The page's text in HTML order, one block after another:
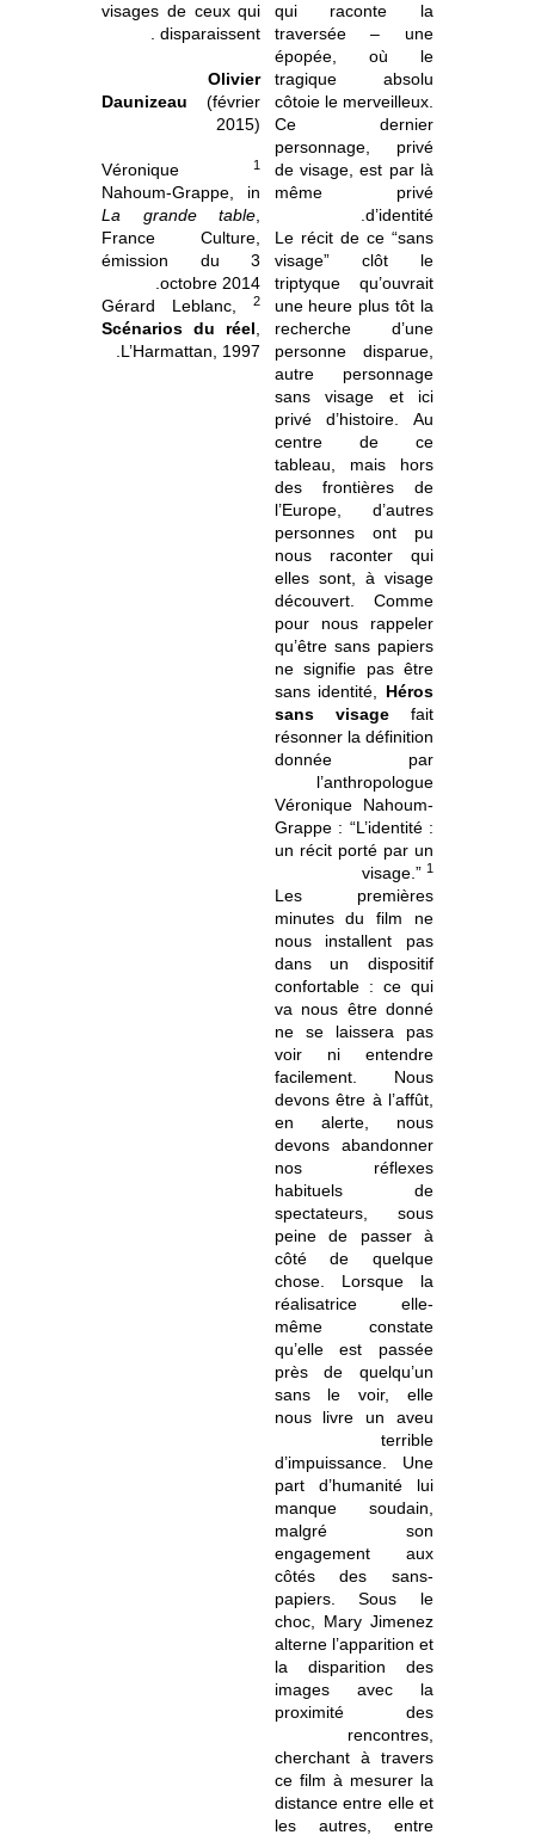
qui raconte la
traversée – une
épopée, où le
tragique absolu
côtoie le merveilleux.
Ce dernier
personnage, privé
de visage, est par là
même privé
d’identité.
Le récit de ce “sans
visage” clôt le
triptyque qu’ouvrait
une heure plus tôt la
recherche d’une
personne disparue,
autre personnage
sans visage et ici
privé d’histoire. Au
centre de ce
tableau, mais hors
des frontières de
l’Europe, d’autres
personnes ont pu
nous raconter qui
elles sont, à visage
découvert. Comme
pour nous rappeler
qu’être sans papiers
ne signifie pas être
sans identité, Héros
sans visagefait
résonner la définition
donnée par
l’anthropologue
Véronique Nahoum-
Grappe : “L’identité :
un récit porté par un
visage.” 1
Les premières
minutes du film ne
nous installent pas
dans un dispositif
confortable : ce qui
va nous être donné
ne se laissera pas
voir ni entendre
facilement. Nous
devons être à l’affût,
en alerte, nous
devons abandonner
nos réflexes
habituels de
spectateurs, sous
peine de passer à
côté de quelque
chose. Lorsque la
réalisatrice elle-
même constate
qu’elle est passée
près de quelqu’un
sans le voir, elle
nous livre un aveu
terrible
d’impuissance. Une
part d’humanité lui
manque soudain,
malgré son
engagement aux
côtés des sans-
papiers. Sous le
choc, Mary Jimenez
alterne l’apparition et
la disparition des
images avec la
proximité des
rencontres,
cherchant à travers
ce film à mesurer la
distance entre elle et
les autres, entre
visages de ceux qui
disparaissent .
Olivier
Daunizeau(février
2015)
1
Véronique
Nahoum-Grappe, in
La grande table,
France Culture,
émission du 3
octobre 2014.
2
Gérard Leblanc,
Scénarios du réel,
L’Harmattan, 1997.